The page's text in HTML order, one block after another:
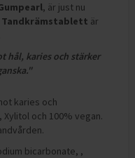
, är just nu
Tandkrämstablett är
hål, karies och stärker
karies och
och 100% vegan.
bicarbonate, ,